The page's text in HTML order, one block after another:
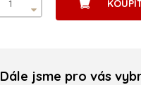
Dále jsme pro vás